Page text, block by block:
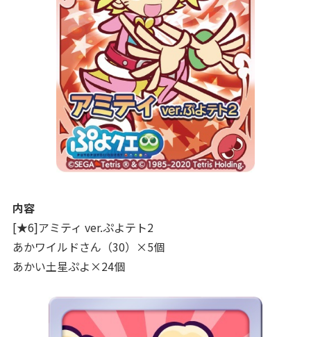
内容
[★6]アミティ ver.ぷよテト2
あかワイルドさん（30）×5個
あかい土星ぷよ×24個